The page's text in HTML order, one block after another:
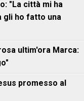
"La città mi ha
gli ho fatto una
ultim'ora Marca:
promesso al